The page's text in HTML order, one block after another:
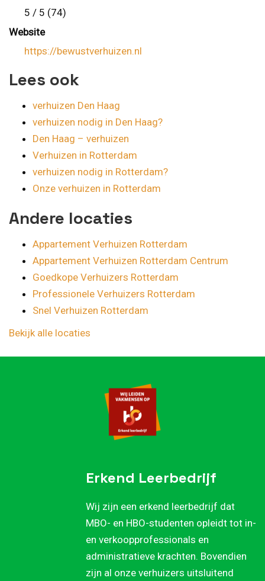
5 / 5 (74)
Website
https://bewustverhuizen.nl
Lees ook
verhuizen Den Haag
verhuizen nodig in Den Haag?
Den Haag – verhuizen
Verhuizen in Rotterdam
verhuizen nodig in Rotterdam?
Onze verhuizen in Rotterdam
Andere locaties
Appartement Verhuizen Rotterdam
Appartement Verhuizen Rotterdam Centrum
Goedkope Verhuizers Rotterdam
Professionele Verhuizers Rotterdam
Snel Verhuizen Rotterdam
Bekijk alle locaties
Erkend Leerbedrijf
Wij zijn een erkend leerbedrijf dat
MBO- en HBO-studenten opleidt tot in-
en verkoopprofessionals en
administratieve krachten. Bovendien
zijn al onze verhuizers uitsluitend